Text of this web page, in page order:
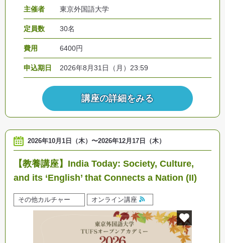
主催者 東京外国語大学
定員数 30名
費用 6400円
申込期日 2026年8月31日（月）23:59
講座の詳細をみる
2026年10月1日（木） 〜2026年12月17日（木）
【教養講座】India Today: Society, Culture,
and its ‘English’ that Connects a Nation (II)
その他カルチャー オンライン講座